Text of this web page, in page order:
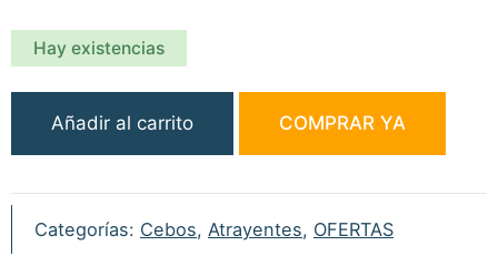
Hay existencias
Baits
RB2
Dip
Power
Añadir al carrito COMPRAR YA
Categorías: Cebos, Atrayentes, OFERTAS